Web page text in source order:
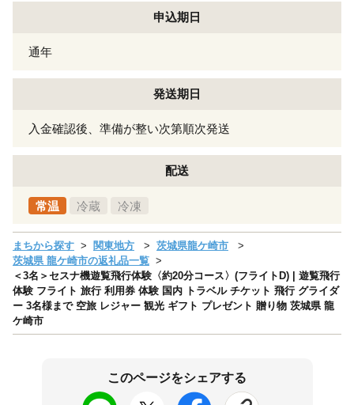
申込期日
通年
発送期日
入金確認後、準備が整い次第順次発送
配送
常温 冷蔵 冷凍
まちから探す 関東地方
茨城県龍ケ崎市
茨城県 龍ケ崎市の返礼品一覧
＜3名＞セスナ機遊覧飛行体験〈約20分コース〉(フライトD) | 遊覧飛行
体験 フライト 旅行 利用券 体験 国内 トラベル チケット 飛行 グライダ
ー 3名様まで 空旅 レジャー 観光 ギフト プレゼント 贈り物 茨城県 龍
ケ崎市
このページをシェアする